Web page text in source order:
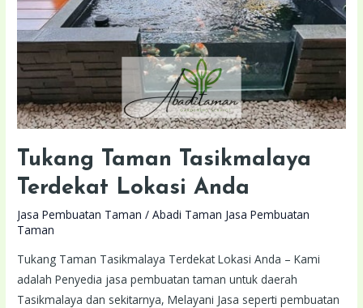
Tukang Taman Tasikmalaya
Terdekat Lokasi Anda
Jasa Pembuatan Taman /Abadi Taman Jasa Pembuatan
Taman
Tukang Taman Tasikmalaya Terdekat Lokasi Anda – Kami
adalah Penyedia jasa pembuatan taman untuk daerah
Tasikmalaya dan sekitarnya, Melayani Jasa seperti pembuatan